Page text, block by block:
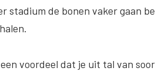
stadium de bonen vaker gaan
voordeel dat je uit tal van